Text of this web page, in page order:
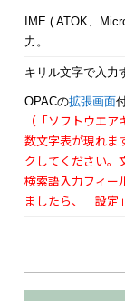
IME ( ATOK、
力。
キリル文字で入力
OPACの拡張画面
（「ソフトウエ
数文字表が現れま
クしてください。
検索語入力フィー
ましたら、「設定